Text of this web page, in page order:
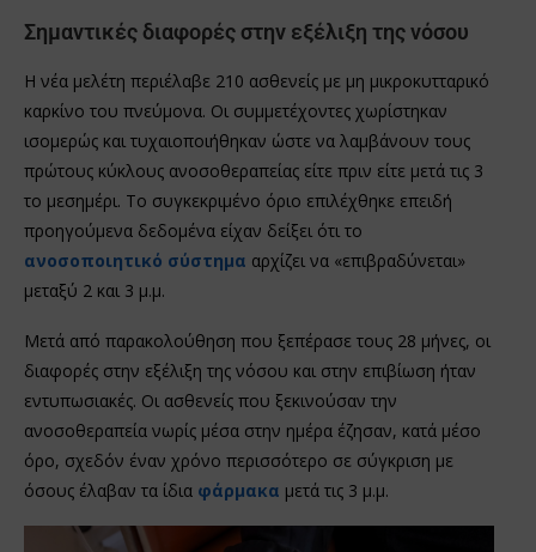
Σημαντικές διαφορές στην εξέλιξη της νόσου
Η νέα μελέτη περιέλαβε 210 ασθενείς με μη μικροκυτταρικό
καρκίνο του πνεύμονα. Οι συμμετέχοντες χωρίστηκαν
ισομερώς και τυχαιοποιήθηκαν ώστε να λαμβάνουν τους
πρώτους κύκλους ανοσοθεραπείας είτε πριν είτε μετά τις 3
το μεσημέρι. Το συγκεκριμένο όριο επιλέχθηκε επειδή
προηγούμενα δεδομένα είχαν δείξει ότι το
ανοσοποιητικό σύστημα αρχίζει να «επιβραδύνεται»
μεταξύ 2 και 3 μ.μ.
Μετά από παρακολούθηση που ξεπέρασε τους 28 μήνες, οι
διαφορές στην εξέλιξη της νόσου και στην επιβίωση ήταν
εντυπωσιακές. Οι ασθενείς που ξεκινούσαν την
ανοσοθεραπεία νωρίς μέσα στην ημέρα έζησαν, κατά μέσο
όρο, σχεδόν έναν χρόνο περισσότερο σε σύγκριση με
όσους έλαβαν τα ίδια φάρμακα μετά τις 3 μ.μ.